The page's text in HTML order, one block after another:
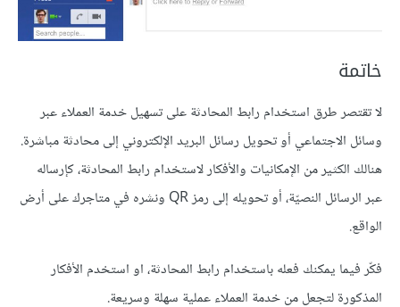
خاتمة
لا تقتصر طرق استخدام رابط المحادثة على تسهيل خدمة العملاء عبر
وسائل الاجتماعي أو تحويل رسائل البريد الإلكتروني إلى محادثة مباشرة.
هنالك الكثير من الإمكانيات والأفكار لاستخدام رابط المحادثة، كإرساله
عبر الرسائل النصيّة، أو تحويله إلى رمز QR ونشره في متاجرك على أرض
الواقع.
فكّر فيما يمكنك فعله باستخدام رابط المحادثة، او استخدم الأفكار
المذكورة لتجعل من خدمة العملاء عملية سهلة وسريعة.